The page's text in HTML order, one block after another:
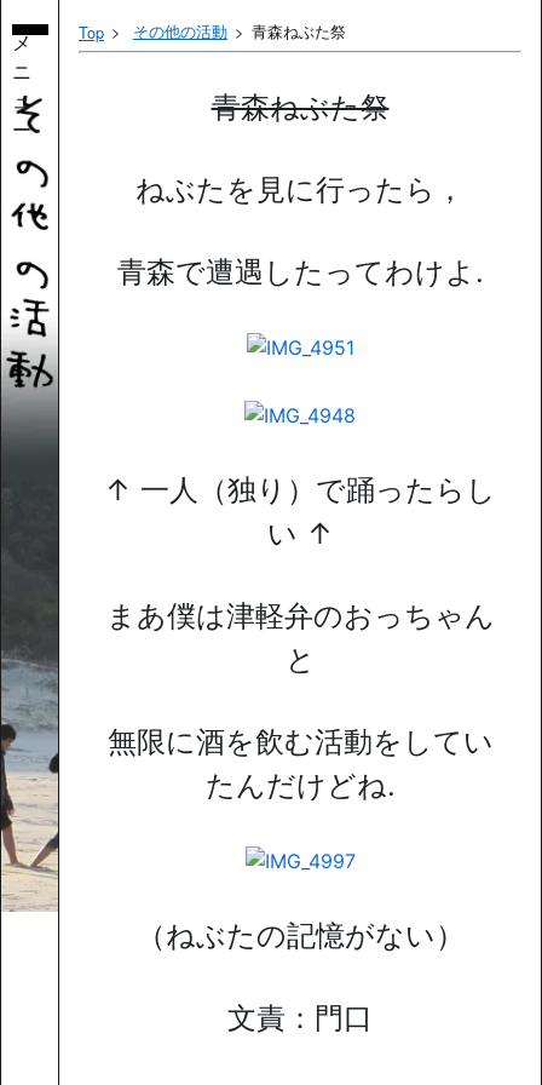
メ
ニ
ュ
ー
Top その他の活動 青森ねぶた祭
青森ねぶた祭
ねぶたを見に行ったら，
青森で遭遇したってわけよ.
↑ 一人（独り）で踊ったらし
い ↑
まあ僕は津軽弁のおっちゃん
と
無限に酒を飲む活動をしてい
たんだけどね.
（ねぶたの記憶がない）
文責：門口